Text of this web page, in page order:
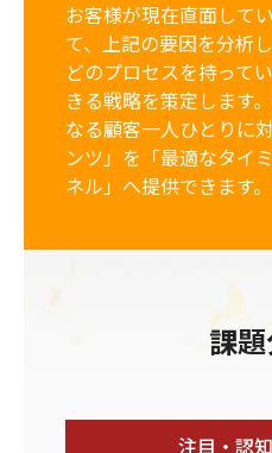
お客様が現在直面して
て、上記の要因を分析
どのプロセスを持って
きる戦略を策定します
なる顧客一人ひとりに
ンツ」を「最適なタイ
ネル」へ提供できます。
課